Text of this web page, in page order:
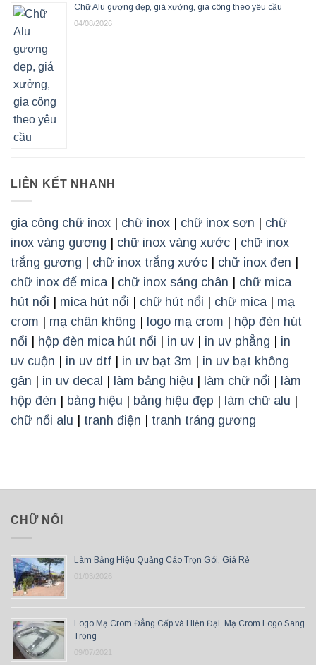
Chữ Alu gương đẹp, giá xưởng, gia công theo yêu cầu
04/08/2026
LIÊN KẾT NHANH
gia công chữ inox chữ inox chữ inox sơn
chữ
inox vàng gương
chữ inox vàng xước
chữ inox
trắng gương
chữ inox trắng xước chữ inox đen
chữ inox đế mica| chữ inox sáng chân
chữ mica
hút nổi
mica hút nổi chữ hút nổi chữ mica| mạ
crom
mạ chân không logo mạ crom
hộp đèn hút
nổi
hộp đèn mica hút nổi in uv in uv phẳng
in
uv cuộn
in uv dtf in uv bạt 3m
in uv bạt không
gân
in uv decal làm bảng hiệu làm chữ nổi
làm
hộp đèn
bảng hiệu bảng hiệu đẹp làm chữ alu
chữ nổi alu
tranh điện tranh tráng gương
CHỮ NỔI
Làm Bảng Hiệu Quảng Cáo Trọn Gói, Giá Rẻ
01/03/2026
Logo Mạ Crom Đẳng Cấp và Hiện Đại, Mạ Crom Logo Sang
Trọng
09/07/2021